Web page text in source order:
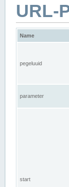
URL-
Name
pegeluuid
parameter
start